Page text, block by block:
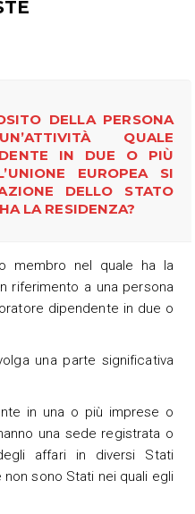
DELLA PERSONA
QUALE
IN DUE O PIÙ
EUROPEA SI
DELLO STATO
LA RESIDENZA?
membro nel quale ha la
riferimento a una persona
dipendente in due o
una parte significativa
in una o più imprese o
una sede registrata o
affari in diversi Stati
sono Stati nei quali egli